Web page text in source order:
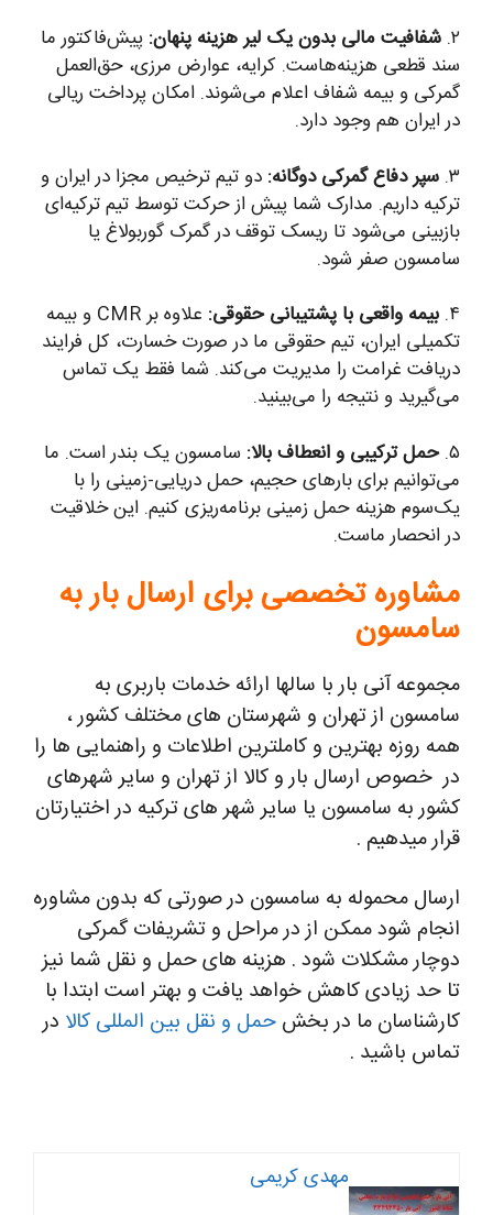
۲. شفافیت مالی بدون یک لیر هزینه پنهان: پیش‌فاکتور ما
سند قطعی هزینه‌هاست. کرایه، عوارض مرزی، حق‌العمل
گمرکی و بیمه شفاف اعلام می‌شوند. امکان پرداخت ریالی
در ایران هم وجود دارد.
۳. سپر دفاع گمرکی دوگانه: دو تیم ترخیص مجزا در ایران و
ترکیه داریم. مدارک شما پیش از حرکت توسط تیم ترکیه‌ای
بازبینی می‌شود تا ریسک توقف در گمرک گوربولاغ یا
سامسون صفر شود.
۴. بیمه واقعی با پشتیبانی حقوقی:
علاوه بر CMR و بیمه
تکمیلی ایران، تیم حقوقی ما در صورت خسارت، کل فرایند
دریافت غرامت را مدیریت می‌کند. شما فقط یک تماس
می‌گیرید و نتیجه را می‌بینید.
۵. حمل ترکیبی و انعطاف بالا: سامسون یک بندر است. ما
می‌توانیم برای بارهای حجیم، حمل دریایی-زمینی را با
یک‌سوم هزینه حمل زمینی برنامه‌ریزی کنیم. این خلاقیت
در انحصار ماست.
مشاوره تخصصی برای ارسال بار به
سامسون
مجموعه آنی بار با سالها ارائه خدمات باربری به
سامسون از تهران و شهرستان های مختلف کشور ،
همه روزه بهترین و کاملترین اطلاعات و راهنمایی ها را
در خصوص ارسال بار و کالا از تهران و سایر شهرهای
کشور به سامسون یا سایر شهر های ترکیه در اختیارتان
قرار میدهیم .
ارسال محموله به سامسون در صورتی که بدون مشاوره
انجام شود ممکن از در مراحل و تشریفات گمرکی
دوچار مشکلات شود . هزینه های حمل و نقل شما نیز
تا حد زیادی کاهش خواهد یافت و بهتر است ابتدا با
کارشناسان ما در بخش حمل و نقل بین المللی کالا در
تماس باشید .
مهدی کریمی